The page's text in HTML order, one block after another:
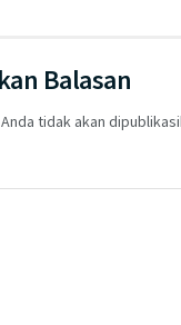
Balasan
tidak akan